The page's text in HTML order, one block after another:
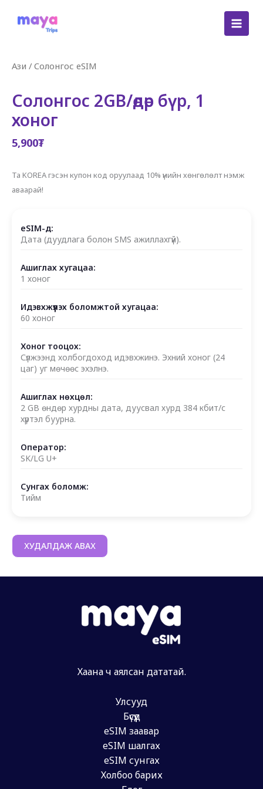
Ази / Солонгос eSIM
Солонгос 2GB/өдөр бүр, 1
хоног
5,900₮
Та KOREA гэсэн купон код оруулаад 10% үнийн хөнгөлөлт нэмж
аваарай!
eSIM-д:
Дата (дуудлага болон SMS ажиллахгүй).
Ашиглах хугацаа:
1 хоног
Идэвхжүүлэх боломжтой хугацаа:
60 хоног
Хоног тооцох:
Сүлжээнд холбогдоход идэвхжинэ. Эхний хоног (24
цаг) уг мөчөөс эхэлнэ.
Ашиглах нөхцөл:
2 GB өндөр хурдны дата, дуусвал хурд 384 кбит/с
хүртэл буурна.
Оператор:
SK/LG U+
Сунгах боломж:
Тийм
ХУДАЛДАЖ АВАХ
Хаана ч аялсан дататай.
Улсууд
Бүсүүд
eSIM заавар
eSIM шалгах
eSIM сунгах
Холбоо барих